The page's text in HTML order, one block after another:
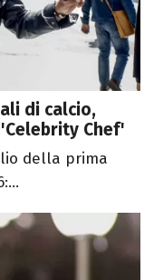
di calcio,
Chef'
della prima